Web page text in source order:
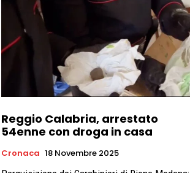
Reggio Calabria, arrestato
54enne con droga in casa
Cronaca 18 Novembre 2025